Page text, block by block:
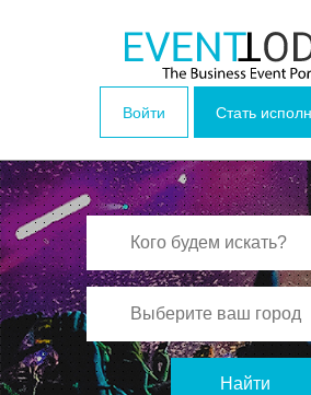
Войти Стать
Найти